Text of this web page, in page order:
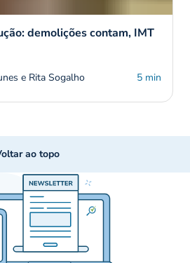
demolições contam, IMT
e Rita Sogalho 5 min
ao topo